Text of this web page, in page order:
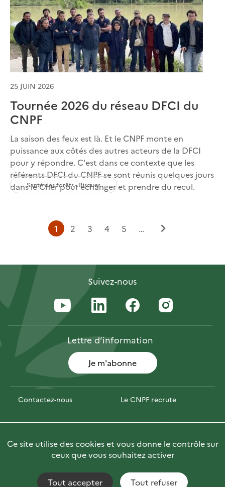
25 JUIN 2026
Tournée 2026 du réseau DFCI du
CNPF
La saison des feux est là. Et le CNPF monte en
puissance aux côtés des autres acteurs de la DFCI
pour y répondre. C'est dans ce contexte que les
référents DFCI du CNPF se sont réunis quelques jours
dans le Cher pour échanger et prendre du recul.
Santé des forêts - Risques
Page
courante
1 Page
2 Page
3 Page
4 Page
5 …
Page
Suivez-nous
Lettred’information
Je m'abonne
Contactez-nous Le CNPF recrute
Espace presse Marchés publics
Photofor 🇬🇧 Briefly in English
Ce site utilise des cookies et vous donne le contrôle sur
ceux que vous souhaitez activer
Tout accepter Tout refuser